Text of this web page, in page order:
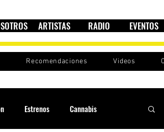
ARTISTAS RADIO EVENTOS
Recomendaciones Videos
Estrenos Cannabis